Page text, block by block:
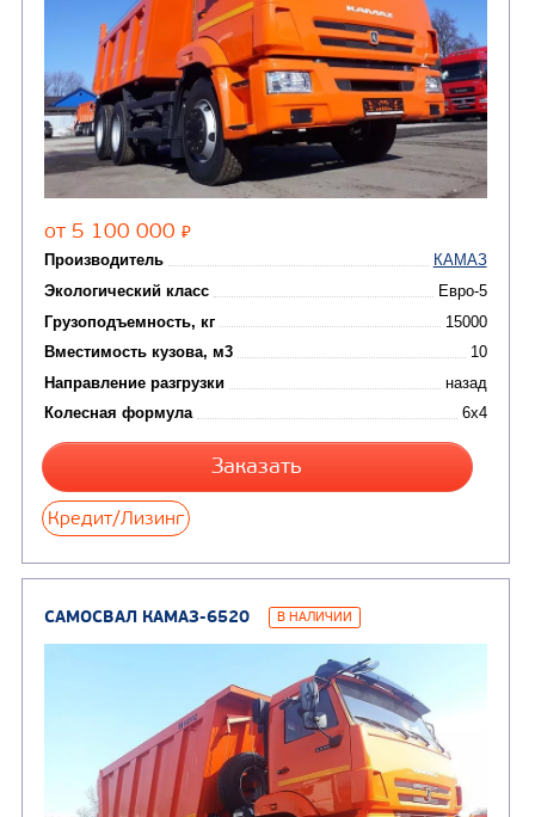
Цена по запросу
Производитель
Экологический класс
Направление разгрузки
Колесная формула
Узнать цену
САМОСВАЛ КАМАЗ-65115